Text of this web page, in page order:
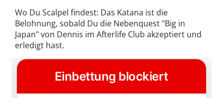
Wo Du Scalpel findest: Das Katana ist die
Belohnung, sobald Du die Nebenquest "Big in
Japan" von Dennis im Afterlife Club akzeptiert und
erledigt hast.